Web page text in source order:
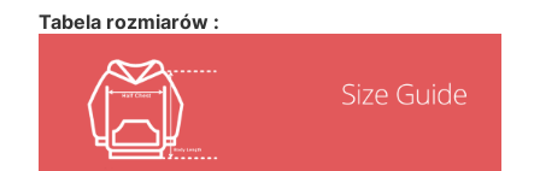
Tabela rozmiarów :